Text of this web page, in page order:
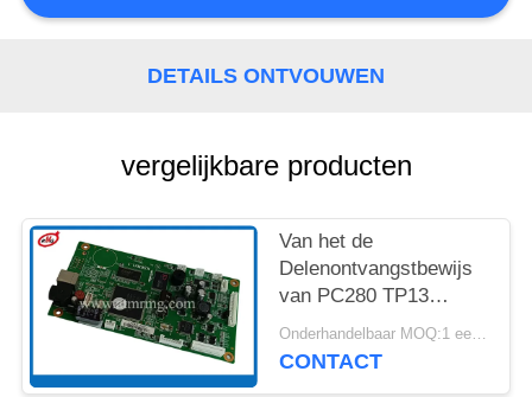
VRAAG
SITEMAP
PRIVACYBELEID
DETAILS ONTVOUWEN
vergelijkbare producten
Van het de
Delenontvangstbewijs
van PC280 TP13
Wincor ATM de Printer
Control Board
Onderhandelbaar MOQ:1 eenheid
CONTACT